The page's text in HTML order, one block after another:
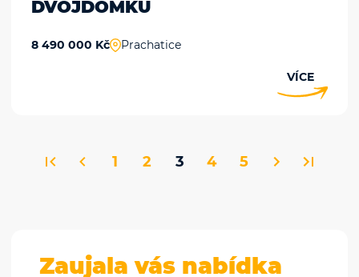
DVOJDOMKU
8 490 000 Kč Prachatice
VÍCE
1 2 3 4 5
Zaujala vás nabídka